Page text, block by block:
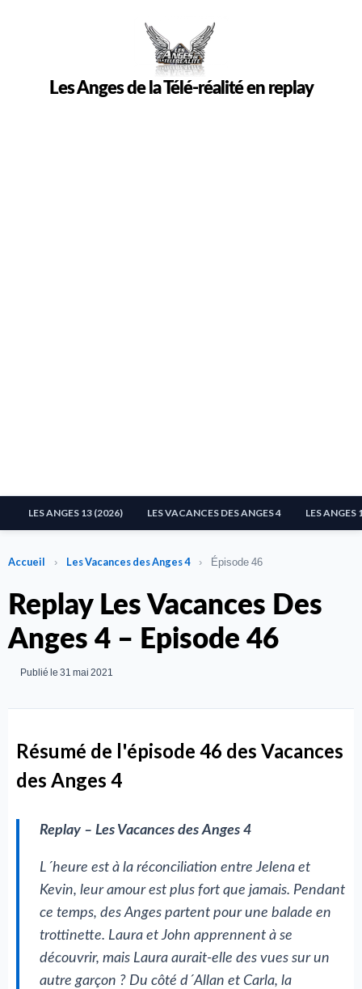
Les Anges de la Télé-réalité en replay
LES ANGES 13 (2026) LES VACANCES DES ANGES 4 LES ANGES
Accueil › Les Vacances des Anges 4 › Épisode 46
Replay Les Vacances Des
Anges 4 – Episode 46
Publié le 31 mai 2021
Résumé de l'épisode 46 des Vacances
des Anges 4
Replay – Les Vacances des Anges 4
L´heure est à la réconciliation entre Jelena et
Kevin, leur amour est plus fort que jamais. Pendant
ce temps, des Anges partent pour une balade en
trottinette. Laura et John apprennent à se
découvrir, mais Laura aurait-elle des vues sur un
autre garçon ? Du côté d´Allan et Carla, la